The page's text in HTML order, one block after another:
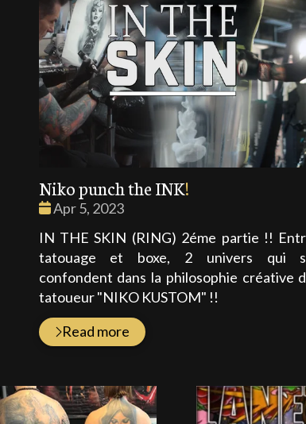
Niko punch the INK!
Date
Apr 5, 2023
IN THE SKIN (RING) 2éme partie !!
tatouage et boxe, 2 univers qui
confondent dans la philosophie créative
tatoueur "NIKO KUSTOM" !!
Read more